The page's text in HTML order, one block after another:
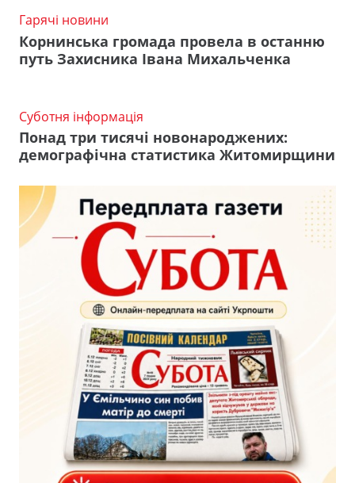
Гарячі новини
Корнинська громада провела в останню
путь Захисника Івана Михальченка
Суботня інформація
Понад три тисячі новонароджених:
демографічна статистика Житомирщини